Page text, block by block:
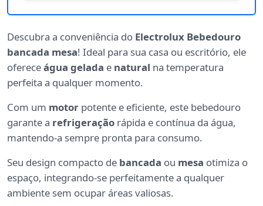
Descubra a conveniência do Electrolux Bebedouro
bancada mesa! Ideal para sua casa ou escritório, ele
ofereceágua gelada e natural na temperatura
perfeita a qualquer momento.
Com um motor potente e eficiente, este bebedouro
garante a refrigeração rápida e contínua da água,
mantendo-a sempre pronta para consumo.
Seu design compacto de bancada ou mesa otimiza o
espaço, integrando-se perfeitamente a qualquer
ambiente sem ocupar áreas valiosas.